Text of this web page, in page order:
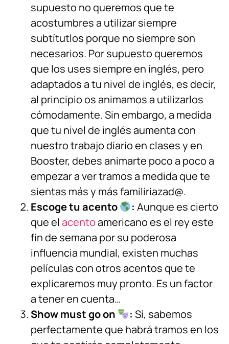
supuesto no queremos que te
acostumbres a utilizar siempre
subtítutlos porque no siempre son
necesarios. Por supuesto queremos
que los uses siempre en inglés, pero
adaptados a tu nivel de inglés, es decir,
al principio os animamos a utilizarlos
cómodamente. Sin embargo, a medida
que tu nivel de inglés aumenta con
nuestro trabajo diario en clases y en
Booster, debes animarte poco a poco a
empezar a ver tramos a medida que te
sientas más y más familiriazad@.
Escoge tu acento
: Aunque es cierto
que el acentoamericano es el rey este
fin de semana por su poderosa
influencia mundial, existen muchas
películas con otros acentos que te
explicaremos muy pronto. Es un factor
a tener en cuenta…
Show must go on
: Sí, sabemos
perfectamente que habrá tramos en los